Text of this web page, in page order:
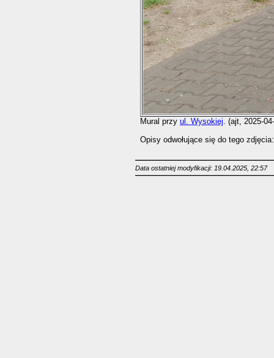
Mural przy ul. Wysokiej . (ajt, 2025-
Opisy odwołujące się do tego zdjęcia:
Data ostatniej modyfikacji: 19.04.2025, 22:57